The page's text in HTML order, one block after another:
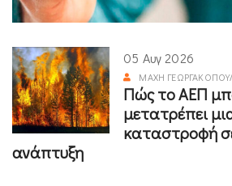
05 Αυγ 2026
ΜΆΧΗ
Πώς το ΑΕΠ
μετατρέπει
καταστροφή
ανάπτυξη